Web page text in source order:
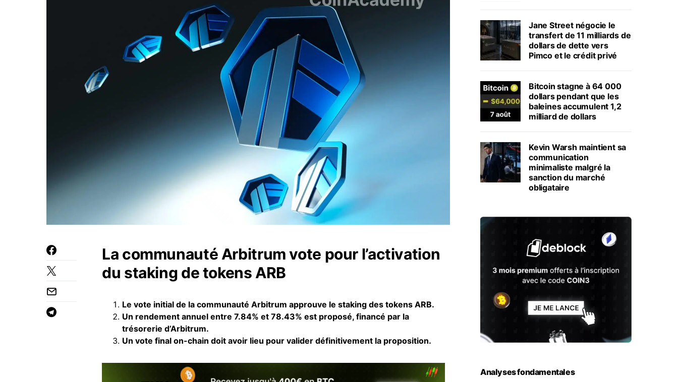
La communauté Arbitrum vote pour l’activation
du staking de tokens ARB
Le vote initial de la communauté Arbitrum approuve le staking des tokens ARB.
Un rendement annuel entre 7.84% et 78.43% est proposé, financé par la
trésorerie d’Arbitrum.
Un vote final on-chain doit avoir lieu pour valider définitivement la proposition.
Jane Street négocie le
transfert de 11 milliards de
dollars de dette vers
Pimco et le crédit privé
Bitcoin stagne à 64 000
dollars pendant que les
baleines accumulent 1,2
milliard de dollars
Kevin Warsh maintient sa
communication
minimaliste malgré la
sanction du marché
obligataire
Analyses fondamentales